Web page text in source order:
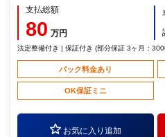
支払総額
80 万円
法定整備付き | 保証付き (部分保証 3ヶ月：
パック料金あり
OK保証ミニ
お気に入り追加